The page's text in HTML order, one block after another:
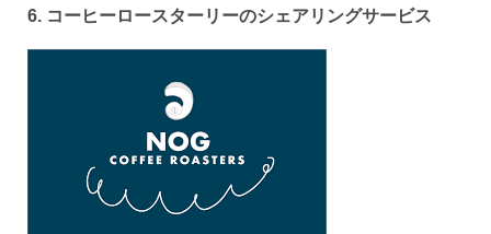
6. コーヒーロースターリーのシェアリングサービス